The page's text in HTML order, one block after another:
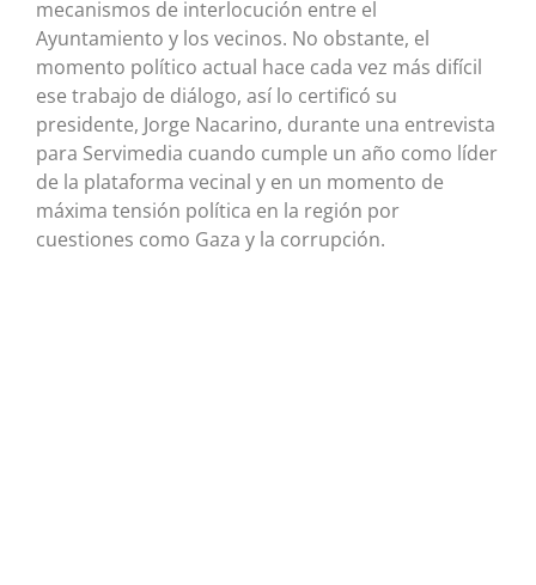
mecanismos de interlocución entre el
Ayuntamiento y los vecinos. No obstante, el
momento político actual hace cada vez más difícil
ese trabajo de diálogo, así lo certificó su
presidente, Jorge Nacarino, durante una entrevista
para Servimedia cuando cumple un año como líder
de la plataforma vecinal y en un momento de
máxima tensión política en la región por
cuestiones como Gaza y la corrupción.